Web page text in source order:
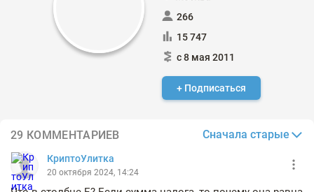
266
15 747
с 8 мая 2011
+ Подписаться
29 КОММЕНТАРИЕВ Сначала старые
КриптоУлитка
20 октября 2024, 14:24